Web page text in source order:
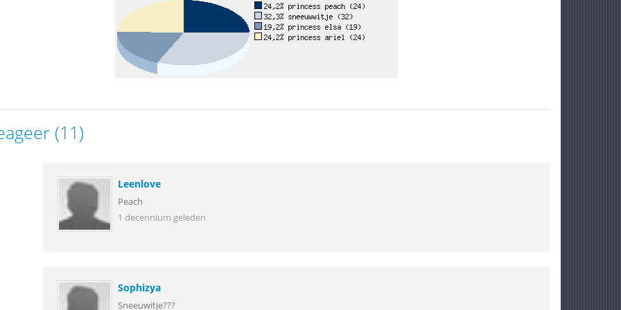
(11)
Leenlove
Peach
1 decennium geleden
Sophizya
Sneeuwitje???